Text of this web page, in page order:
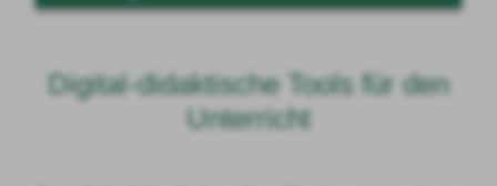
Digital-didaktische Tools für den
Unterricht